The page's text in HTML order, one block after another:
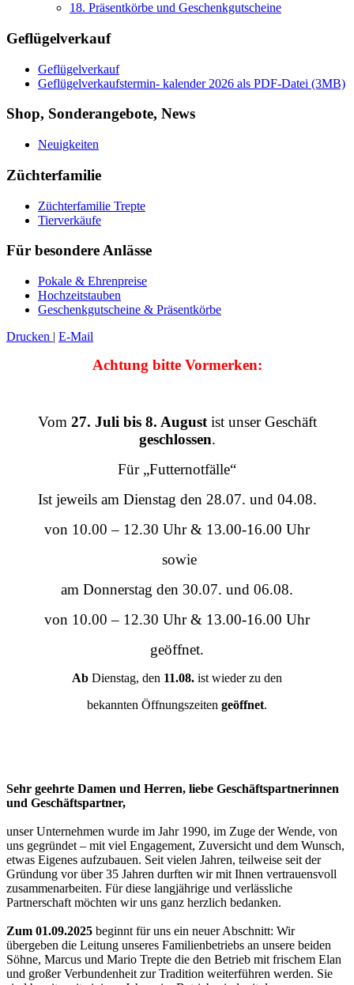
18. Präsentkörbe und Geschenkgutscheine
Geflügelverkauf
Geflügelverkauf
Geflügelverkaufstermin- kalender 2026 als PDF-Datei (3MB)
Shop, Sonderangebote, News
Neuigkeiten
Züchterfamilie
Züchterfamilie Trepte
Tierverkäufe
Für besondere Anlässe
Pokale & Ehrenpreise
Hochzeitstauben
Geschenkgutscheine & Präsentkörbe
Drucken | E-Mail
Achtung bitte Vormerken:
Vom 27. Juli bis 8. Augustist unser Geschäft
geschlossen.
Für „Futternotfälle“
Ist jeweils am Dienstag den 28.07. und 04.08.
von 10.00 – 12.30 Uhr & 13.00-16.00 Uhr
sowie
am Donnerstag den 30.07. und 06.08.
von 10.00 – 12.30 Uhr & 13.00-16.00 Uhr
geöffnet.
Ab Dienstag, den 11.08. ist wieder zu den
bekannten Öffnungszeiten geöffnet.
Sehr geehrte Damen und Herren, liebe Geschäftspartnerinnen
und Geschäftspartner,
unser Unternehmen wurde im Jahr 1990, im Zuge der Wende, von
uns gegründet – mit viel Engagement, Zuversicht und dem Wunsch,
etwas Eigenes aufzubauen. Seit vielen Jahren, teilweise seit der
Gründung vor über 35 Jahren durften wir mit Ihnen vertrauensvoll
zusammenarbeiten. Für diese langjährige und verlässliche
Partnerschaft möchten wir uns ganz herzlich bedanken.
Zum 01.09.2025 beginnt für uns ein neuer Abschnitt: Wir
übergeben die Leitung unseres Familienbetriebs an unsere beiden
Söhne, Marcus und Mario Trepte die den Betrieb mit frischem Elan
und großer Verbundenheit zur Tradition weiterführen werden. Sie